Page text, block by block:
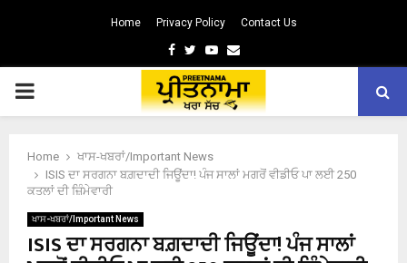
Home Privacy Policy Contact Us
Facebook
TwitterYoutube
Email
PRIMARY
Home
ਖਾਸ-ਖਬਰਾਂ/Important News
ISIS ਦਾ ਸਰਗਨਾ ਬਗ਼ਦਾਦੀ ਜਿਊਂਦਾ! ਪੰਜ ਸਾਲਾਂ ਮਗਰੋਂ ਵੀਡੀਓ ਪਾ ਲਈ 250
ਕਤਲਾਂ ਦੀ ਜ਼ਿੰਮੇਵਾਰੀ
ਖਾਸ-ਖਬਰਾਂ/Important News
ISIS ਦਾ ਸਰਗਨਾ ਬਗ਼ਦਾਦੀ ਜਿਊਂਦਾ! ਪੰਜ ਸਾਲਾਂ